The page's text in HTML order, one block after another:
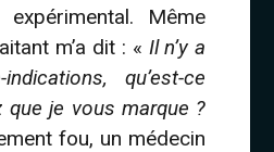
Même
m’a dit : « Il n’y a
qu’est-ce
que je vous marque ?
fou, un médecin